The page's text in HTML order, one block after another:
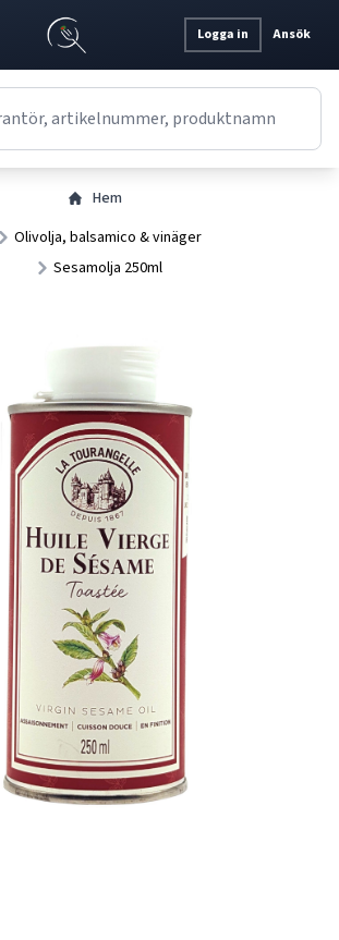
Logga in Ansök
Hem
Olivolja, balsamico & vinäger
Sesamolja 250ml